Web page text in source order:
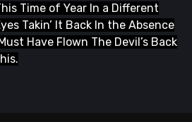
Time of Year In a Different
Takin’ It Back In the Absence
Have Flown The Devil’s Back